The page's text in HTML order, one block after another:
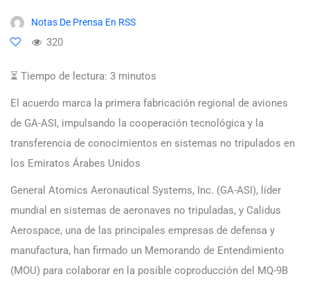
Notas De Prensa En RSS
320
⏳ Tiempo de lectura: 3 minutos
El acuerdo marca la primera fabricación regional de aviones
de GA-ASI, impulsando la cooperación tecnológica y la
transferencia de conocimientos en sistemas no tripulados en
los Emiratos Árabes Unidos
General Atomics Aeronautical Systems, Inc. (GA-ASI), líder
mundial en sistemas de aeronaves no tripuladas, y Calidus
Aerospace, una de las principales empresas de defensa y
manufactura, han firmado un Memorando de Entendimiento
(MOU) para colaborar en la posible coproducción del MQ-9B